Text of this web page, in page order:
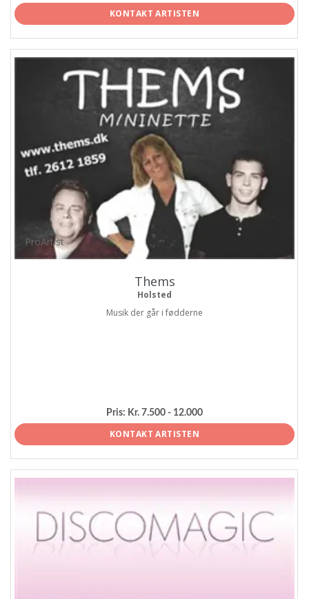
KONTAKT ARTISTEN
ProArtist
Thems
Holsted
Musik der går i fødderne
Pris: Kr. 7.500 - 12.000
KONTAKT ARTISTEN